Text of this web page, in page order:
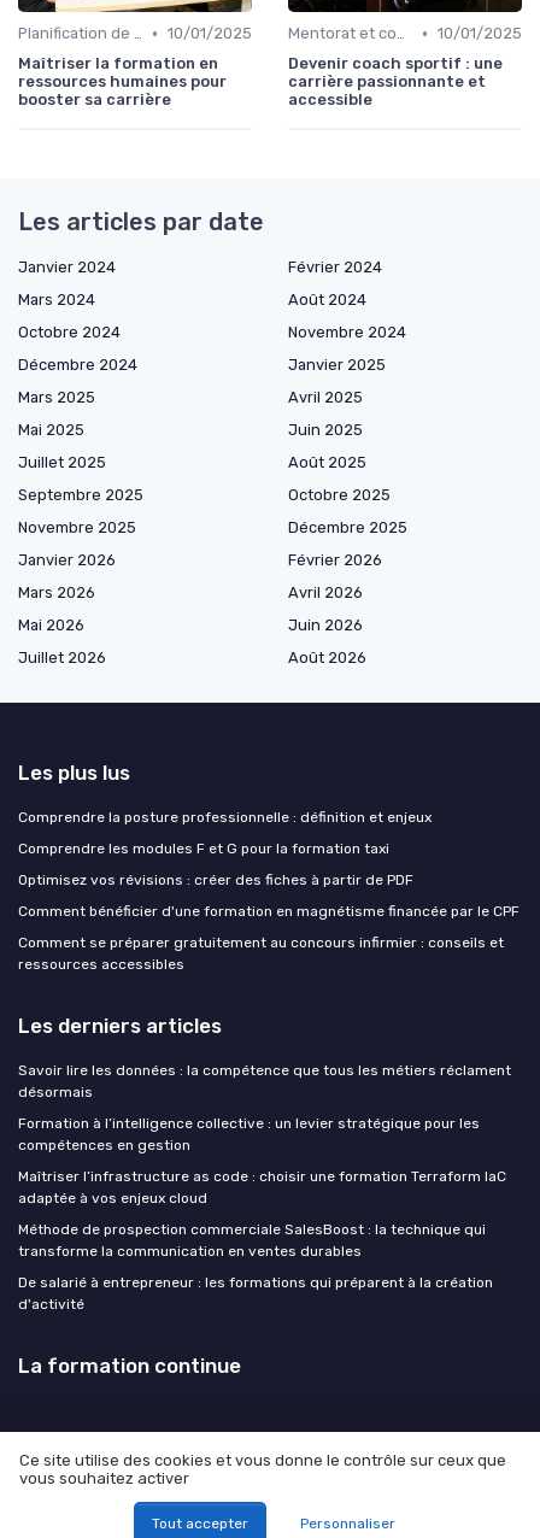
Planification de carrière • 10/01/2025
Maîtriser la formation en
ressources humaines pour
booster sa carrière
Mentorat et coaching • 10/01/2025
Devenir coach sportif : une
carrière passionnante et
accessible
Les articles par date
Janvier 2024
Février 2024
Mars 2024
Août 2024
Octobre 2024
Novembre 2024
Décembre 2024
Janvier 2025
Mars 2025
Avril 2025
Mai 2025
Juin 2025
Juillet 2025
Août 2025
Septembre 2025
Octobre 2025
Novembre 2025
Décembre 2025
Janvier 2026
Février 2026
Mars 2026
Avril 2026
Mai 2026
Juin 2026
Juillet 2026
Août 2026
Les plus lus
Comprendre la posture professionnelle : définition et enjeux
Comprendre les modules F et G pour la formation taxi
Optimisez vos révisions : créer des fiches à partir de PDF
Comment bénéficier d'une formation en magnétisme financée par le CPF
Comment se préparer gratuitement au concours infirmier : conseils et
ressources accessibles
Les derniers articles
Savoir lire les données : la compétence que tous les métiers réclament
désormais
Formation à l’intelligence collective : un levier stratégique pour les
compétences en gestion
Maîtriser l’infrastructure as code : choisir une formation Terraform IaC
adaptée à vos enjeux cloud
Méthode de prospection commerciale SalesBoost : la technique qui
transforme la communication en ventes durables
De salarié à entrepreneur : les formations qui préparent à la création
d'activité
La formation continue
Mentions légales
© La formation continue 2026
Ce site utilise des cookies et vous donne le contrôle sur ceux que
vous souhaitez activer
Tout accepter Personnaliser